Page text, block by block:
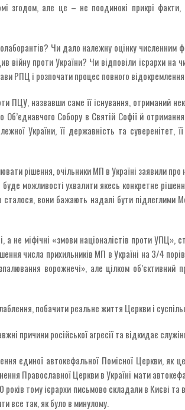
згодом, але це – не поодинокі прикрі
Чи дало належну оцінку численним
проти України? Чи відповіли ієрархи на
РПЦ і розпочати процес повного
ПЦУ, назвавши саме її існування, отриманий
Собору в Святій Софії й
України, її державність та суверенітет,
рішення, очільники МП в Україні заявили
можливості ухвалити якесь конкретне
вони бажають надалі бути підлеглими
а не міфічні «змови націоналістів проти
числа прихильників МП в Україні на 3/4
ворожнечі», але цілком об’єктивний
побачити реальне життя Церкви і
причини російської агресії та відкидає
єдиної автокефальної Помісної Церкви, як
Православної Церкви в Україні мати
тому ієрархи письмово складали в Києві та
все так, як було в минулому.